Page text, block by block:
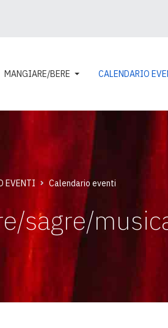
MANGIARE/BERE CALENDARIO
EVENTI Calendario eventi
sagre/